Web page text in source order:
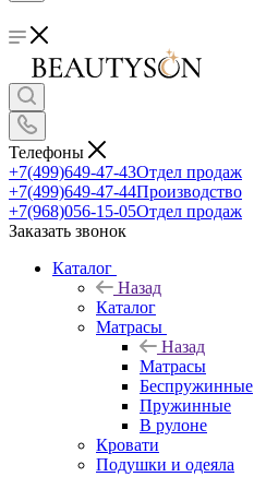
Телефоны
+7(499)649-47-43Отдел продаж
+7(499)649-47-44Производство
+7(968)056-15-05Отдел продаж
Заказать звонок
Каталог
Назад
Каталог
Матрасы
Назад
Матрасы
Беспружинные
Пружинные
В рулоне
Кровати
Подушки и одеяла